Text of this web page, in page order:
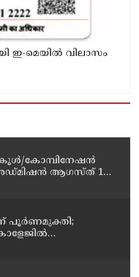
ഇ-മെയിൽ വിലാസം
കോമ്പിനേഷൻ
ആഗസ്ത് 10,
പൂർണമുക്തി;